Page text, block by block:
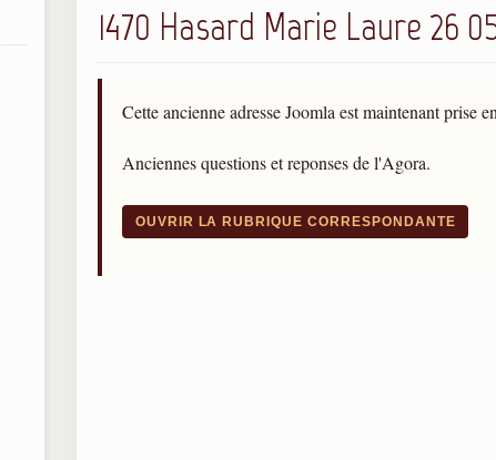
1470 Hasard Marie Laure 26
Cette ancienne adresse Joomla est maintenant prise
Anciennes questions et reponses de l'Agora.
OUVRIR LA RUBRIQUE CORRESPONDANTE